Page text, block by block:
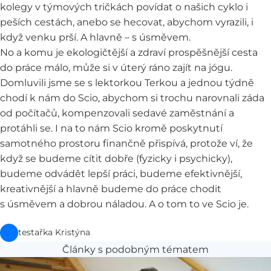
kolegy v týmových tričkách povídat o našich cyklo i
peších cestách, anebo se hecovat, abychom vyrazili, i
když venku prší. A hlavně – s úsměvem.
No a komu je ekologičtější a zdraví prospěšnější cesta
do práce málo, může si v úterý ráno zajít na jógu.
Domluvili jsme se s lektorkou Terkou a jednou týdně
chodí k nám do Scio, abychom si trochu narovnali záda
od počítačů, kompenzovali sedavé zaměstnání a
protáhli se. I na to nám Scio kromě poskytnutí
samotného prostoru finančně přispívá, protože ví, že
když se budeme cítit dobře (fyzicky i psychicky),
budeme odvádět lepší práci, budeme efektivnější,
kreativnější a hlavně budeme do práce chodit
s úsměvem a dobrou náladou. A o tom to ve Scio je.
testařka Kristýna
Články s podobným tématem